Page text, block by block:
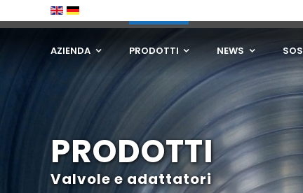
al
AZIENDA PRODOTTI NEWS
PRODOTTI
Valvole e adattatori